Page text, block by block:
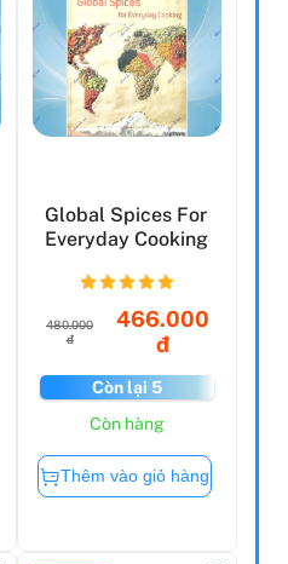
Global Spices For
Everyday Cooking
480.000
đ
466.000
đ
Còn lại 5
Còn hàng
Thêm vào giỏ hàng